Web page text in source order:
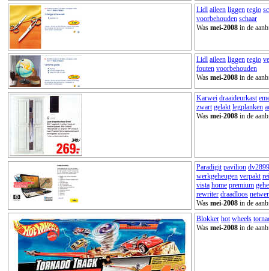
Lidl aileen liggen regio
voorbehouden schaar
Was mei-2008 in de
Lidl aileen liggen regio
fouten voorbehouden
Was mei-2008 in de
Karwei draaideurkast
zwart gelakt legplanken
Was mei-2008 in de
Paradigit pavilion
werkgeheugen verpakt
vista home premium
rewriter draadloos
Was mei-2008 in de
Blokker hot wheels
Was mei-2008 in de